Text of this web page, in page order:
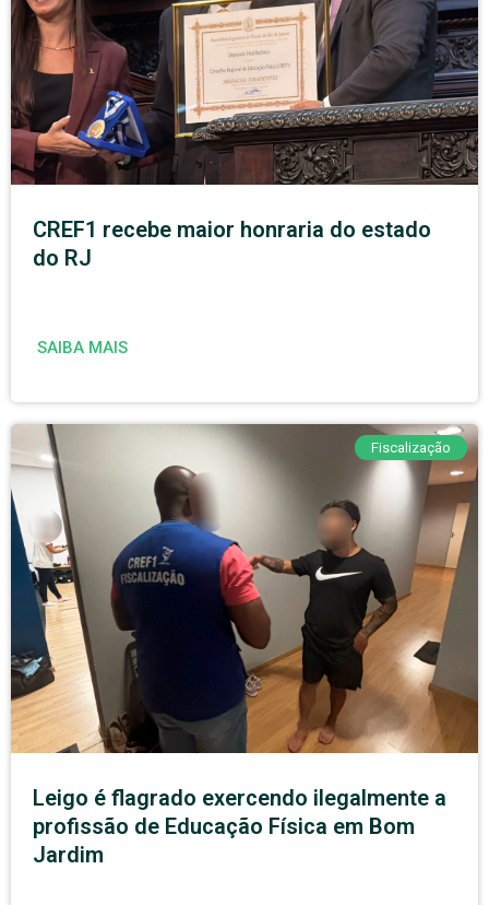
CREF1 recebe maior honraria do estado
do RJ
SAIBA MAIS
Fiscalização
Leigo é flagrado exercendo ilegalmente a
profissão de Educação Física em Bom
Jardim